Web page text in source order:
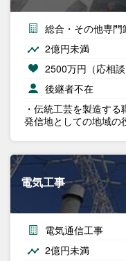
総合・その他専門
2億円未満
2500万円（応相談
後継者不在
・伝統工芸を製造す
発信地としての地域
電気工事
電気通信工事
2億円未満